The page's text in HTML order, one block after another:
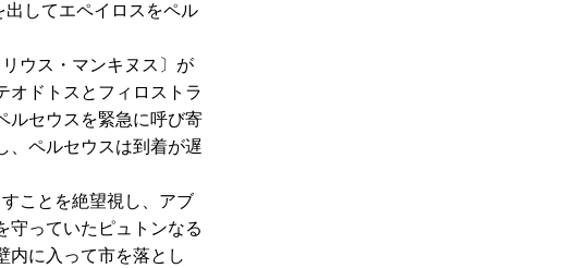
してエペイロスをペル
ウス・マンキヌス〕が
オドトスとフィロストラ
ルセウスを緊急に呼び寄
、ペルセウスは到着が遅
ことを絶望視し、アブ
守っていたピュトンなる
内に入って市を落とし